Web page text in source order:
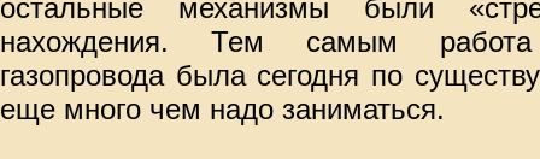
остальные механизмы были
нахождения. Тем самым работа
газопровода была сегодня по
еще много чем надо заниматься.